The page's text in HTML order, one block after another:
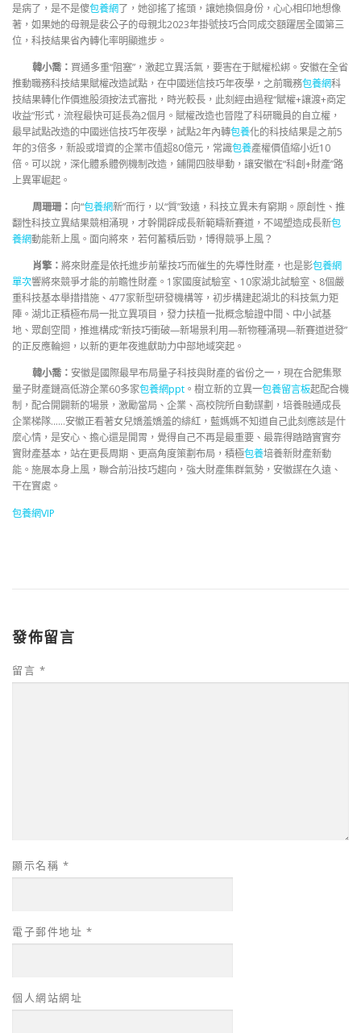
是病了，是不是傻包養網了，她卻搖了搖頭，讓她換個身份，心心相印地想像
著，如果她的母親是裴公子的母親北2023年掛號技巧合同成交額躍居全國第三
位，科技結果省內轉化率明顯進步。
韓小喬： 買通多重“阻塞”，激起立異活氣，要害在于賦權松綁。安徽在全省
推動職務科技結果賦權改造試點，在中國迷信技巧年夜學，之前職務包養網科
技結果轉化作價進股須按法式審批，時光較長，此刻經由過程“賦權+讓渡+商定
收益”形式，流程最快可延長為2個月。賦權改造也晉陞了科研職員的自立權，
最早試點改造的中國迷信技巧年夜學，試點2年內轉包養化的科技結果是之前5
年的3倍多，新設或增資的企業市值超80億元，常識包養產權價值縮小近10
倍。可以說，深化體系體例機制改造，鋪開四肢舉動，讓安徽在“科創+財產”路
上異軍崛起。
周珊珊： 向“包養網新”而行，以“質”致遠，科技立異未有窮期。原創性、推
翻性科技立異結果競相涌現，才幹開辟成長新範疇新賽道，不竭塑造成長新包
養網動能新上風。面向將來，若何蓄積后勁，博得競爭上風？
肖擎： 將來財產是依托進步前輩技巧而催生的先導性財產，也是影包養網
單次響將來競爭才能的前瞻性財產。1家國度試驗室、10家湖北試驗室、8個嚴
重科技基本舉措措施、477家新型研發機構等，初步構建起湖北的科技氣力矩
陣。湖北正積極布局一批立異項目，發力扶植一批概念驗證中間、中小試基
地、眾創空間，推進構成“新技巧衝破—新場景利用—新物種涌現—新賽道迸發”
的正反應輪迴，以新的更年夜進獻助力中部地域突起。
韓小喬： 安徽是國際最早布局量子科技與財產的省份之一，現在合肥集聚
量子財產鏈高低游企業60多家包養網ppt 。樹立新的立異一包養留言板起配合機
制，配合開闢新的場景，激勵當局、企業、高校院所自動謀劃，培養融通成長
企業梯隊……安徽正看著女兒嬌羞嬌羞的緋紅，藍媽媽不知道自己此刻應該是什
麼心情，是安心、擔心還是開胃，覺得自己不再是最重要、最靠得踏踏實實夯
實財產基本，站在更長周期、更高角度策劃布局，積極包養培養新財產新動
能。施展本身上風，聯合前沿技巧趨向，強大財產集群氣勢，安徽謀在久遠、
干在實處。
包養網VIP
發佈留言
留言 *
顯示名稱 *
電子郵件地址 *
個人網站網址